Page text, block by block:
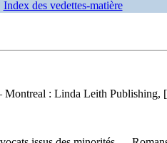
Index des vedettes-matière
: Linda Leith Publishing,